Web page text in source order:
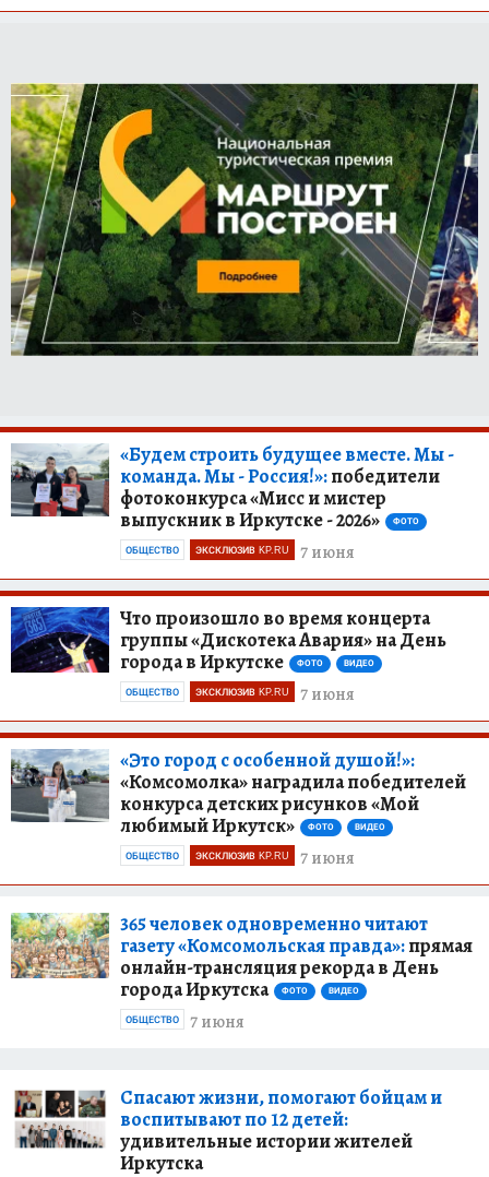
«Будем строить будущее вместе. Мы -
команда. Мы - Россия!»:победители
фотоконкурса «Мисс и мистер
выпускник в Иркутске - 2026»
ФОТО
7 июня
ОБЩЕСТВО ЭКСКЛЮЗИВ KP.RU
Что произошло во время концерта
группы «Дискотека Авария» на День
города в Иркутске
ФОТО ВИДЕО
7 июня
ОБЩЕСТВО ЭКСКЛЮЗИВ KP.RU
«Это город с особенной душой!»:
«Комсомолка» наградила победителей
конкурса детских рисунков «Мой
любимый Иркутск»
ФОТО ВИДЕО
7 июня
ОБЩЕСТВО ЭКСКЛЮЗИВ KP.RU
365 человек одновременно читают
газету «Комсомольская правда»:прямая
онлайн-трансляция рекорда в День
города Иркутска
ФОТО ВИДЕО
7 июня
ОБЩЕСТВО
Спасают жизни, помогают бойцам и
воспитывают по 12 детей:
удивительные истории жителей
Иркутска